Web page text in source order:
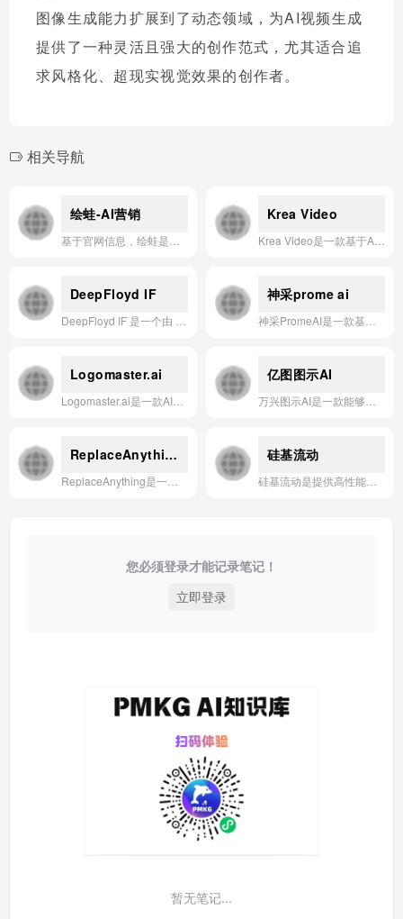
图像生成能力扩展到了动态领域，为AI视频生成
提供了一种灵活且强大的创作范式，尤其适合追
求风格化、超现实视觉效果的创作者。
相关导航
绘蛙-AI营销 Krea Video
DeepFloyd IF 神采prome ai
Logomaster.ai 亿图图示AI
ReplaceAnything 硅基流动
您必须登录才能记录笔记！
立即登录
暂无笔记...